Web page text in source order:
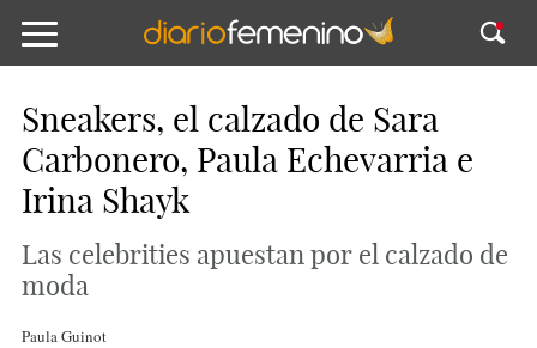
Sneakers, el calzado de Sara
Carbonero, Paula Echevarria e
Irina Shayk
Las celebrities apuestan por el calzado de
moda
Paula Guinot